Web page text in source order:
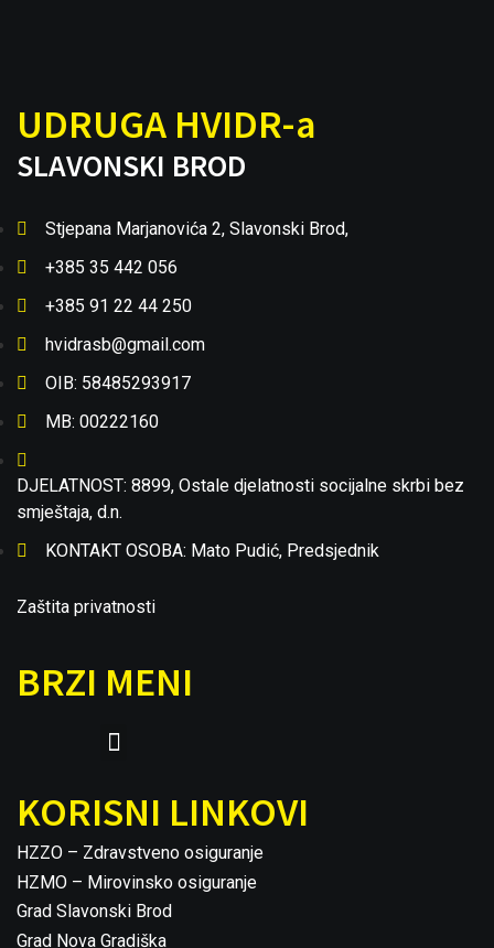
UDRUGA HVIDR-a
SLAVONSKI BROD
Stjepana Marjanovića 2, Slavonski Brod,
+385 35 442 056
+385 91 22 44 250
hvidrasb@gmail.com
OIB: 58485293917
MB: 00222160
DJELATNOST: 8899, Ostale djelatnosti socijalne skrbi bez
smještaja, d.n.
KONTAKT OSOBA: Mato Pudić, Predsjednik
Zaštita privatnosti
BRZI MENI
KORISNI LINKOVI
HZZO – Zdravstveno osiguranje
HZMO – Mirovinsko osiguranje
Grad Slavonski Brod
Grad Nova Gradiška